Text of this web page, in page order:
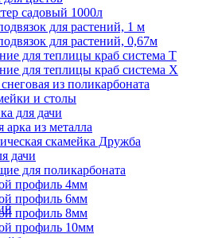
садовый 1000л
для растений, 1 м
для растений, 0,67м
для теплицы краб система Т
для теплицы краб система Х
из поликарбоната
и столы
для дачи
арка из металла
скамейка Дружба
дачи
для поликарбоната
профиль 4мм
профиль 6мм
профиль 8мм
профиль 10мм